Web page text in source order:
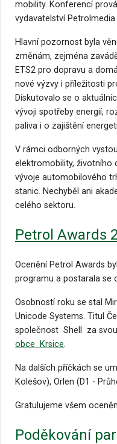
mobility. Konferencí
vydavatelství
Hlavní pozornost byla
změnám, zejména
ETS2 pro dopravu a
nové výzvy i příležitosti
Diskutovalo se o
vývoji spotřeby energií,
paliva i o zajištění
V rámci odborných
elektromobility, životního
vývoje automobilového
stanic. Nechyběl ani
celého sektoru.
Petrol Awards
Ocenění Petrol Awards
programu a postarala se
Osobností roku se stal
Unicode Systems. Titul
společnost Shell za svou
obce
Krsice.
Na dalších příčkách se
Kolešov), Orlen (D1 -
Gratulujeme všem
Poděkování